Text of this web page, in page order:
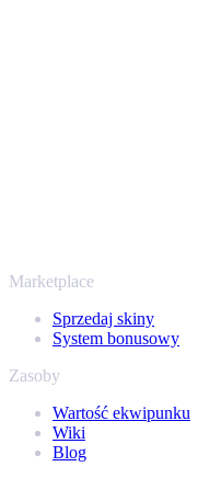
Marketplace
Sprzedaj skiny
System bonusowy
Zasoby
Wartość ekwipunku
Wiki
Blog